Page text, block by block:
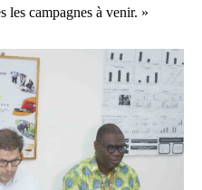
les campagnes à venir. »